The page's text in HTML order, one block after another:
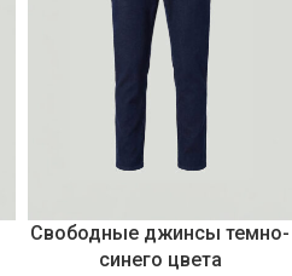
Свободные джинсы темно-
синего цвета